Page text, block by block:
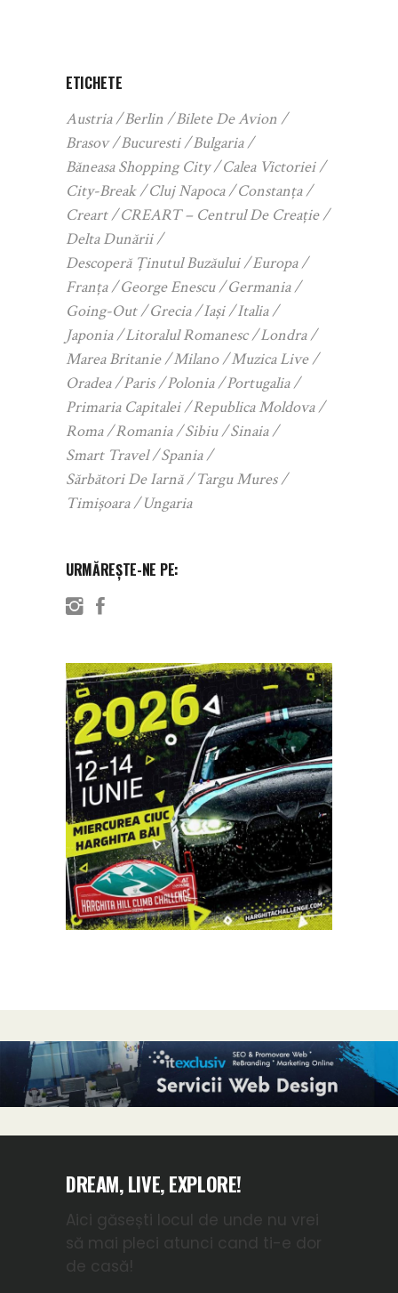
ETICHETE
Austria Berlin
Bilete De Avion
Brasov
Bucuresti
Bulgaria
Băneasa Shopping City
Calea Victoriei
City-Break
Cluj Napoca
Constanța
Creart
CREART – Centrul De Creație
Delta Dunării
Descoperă Ținutul Buzăului
Europa
Franța
George Enescu
Germania
Going-Out
Grecia Iași
Italia
Japonia
Litoralul Romanesc
Londra
Marea Britanie
Milano
Muzica Live
Oradea
Paris Polonia
Portugalia
Primaria Capitalei
Republica Moldova
Roma
Romania Sibiu
Sinaia
Smart Travel
Spania
Sărbători De Iarnă
Targu Mures
Timișoara
Ungaria
URMĂREȘTE-NE PE:
DREAM, LIVE, EXPLORE!
Aici găsești locul de unde nu vrei
să mai pleci atunci cand ti-e dor
de casă!